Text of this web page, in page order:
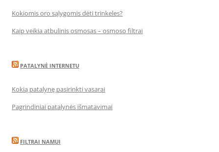
Kokiomis oro sąlygomis dėti trinkeles?
Kaip veikia atbulinis osmosas – osmoso filtrai
PATALYNĖ INTERNETU
Kokią patalynę pasirinkti vasarai
Pagrindiniai patalynės išmatavimai
FILTRAI NAMUI